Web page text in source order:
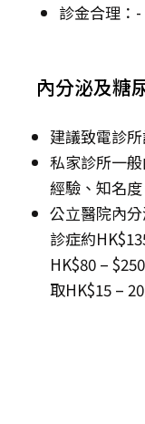
診金合理：-
內分泌及糖
建議致電診
私家診所一
經驗、知名
公立醫院內
診症約
HK$80 –
取HK$15 – 20